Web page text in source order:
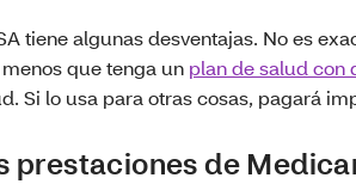
tiene algunas desventajas. No es
que tenga un plan de salud con
Si lo usa para otras cosas, pagará
prestaciones de